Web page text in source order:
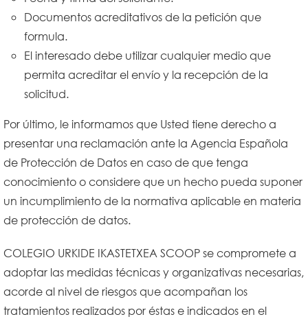
Documentos acreditativos de la petición que
formula.
El interesado debe utilizar cualquier medio que
permita acreditar el envío y la recepción de la
solicitud.
Por último, le informamos que Usted tiene derecho a
presentar una reclamación ante la Agencia Española
de Protección de Datos en caso de que tenga
conocimiento o considere que un hecho pueda suponer
un incumplimiento de la normativa aplicable en materia
de protección de datos.
COLEGIO URKIDE IKASTETXEA SCOOP se compromete a
adoptar las medidas técnicas y organizativas necesarias,
acorde al nivel de riesgos que acompañan los
tratamientos realizados por éstas e indicados en el